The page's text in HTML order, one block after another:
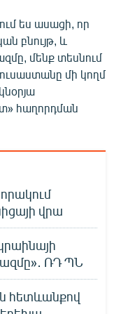
ես ասացի, որ
բնույթ, և
մենք տեսնում
մի կողմ
հաղորդման
վրա
ՌԴ ՊՆ
հետևանքով